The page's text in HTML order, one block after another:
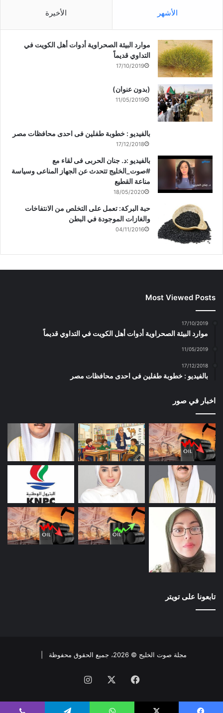
الأشهر الأخيرة
موارد البيئة الصحراوية أدوات أهل الكويت في
التداوي قديماً
17/10/2019
(بدون عنوان)
11/05/2019
بالفيديو : خطوبة طفلين فى احدى محافظات مصر
17/12/2018
بالفيديو :د. جنان الحربى فى لقاء مع
#صوت_الخليج تتحدث عن الجهاز المناعى وسياسة
مناعة القطيع
18/05/2020
حبة البركة: تعمل على التخلص من الانتفاخات
والغازات الموجودة في البطن
04/11/2016
Most Viewed Posts
17/10/2019
موارد البيئة الصحراوية أدوات أهل الكويت في التداوي قديماً
11/05/2019
17/12/2018
بالفيديو : خطوبة طفلين فى احدى محافظات مصر
اخبار في صور
تابعونا على تويتر
مجلة صوت الخليج © 2026، جميع الحقوق محفوظة |
فيسبوك انستقرام